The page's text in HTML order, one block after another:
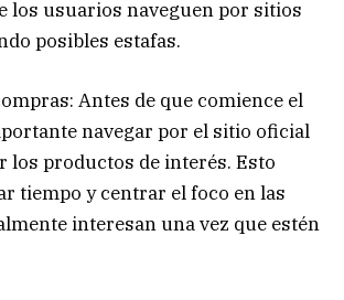
los usuarios naveguen por sitios
posibles estafas.
Antes de que comience el
navegar por el sitio oficial
los productos de interés. Esto
tiempo y centrar el foco en las
interesan una vez que estén